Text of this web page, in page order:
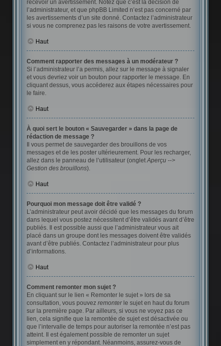
recevoir un avertissement. Notez que c’est la décision de
l’administrateur, et que phpBB Limited n’est pas concerné par
les avertissements d’un site donné. Contactez l’administrateur
si vous ne comprenez pas les raisons de votre avertissement.
Haut
Comment rapporter des messages à un modérateur ?
Si l’administrateur l’a permis, allez sur le message à signaler
et vous devriez voir un bouton pour rapporter le message. En
cliquant dessus, vous accéderez aux étapes nécessaires pour
le faire.
Haut
À quoi sert le bouton « Sauvegarder » dans la page de
rédaction de message ?
Il vous permet de sauvegarder des brouillons de vos
messages et de les poster ultérieurement. Pour les recharger,
allez dans le panneau de l’utilisateur (ongletAperçu -->
Gestion des brouillons).
Haut
Pourquoi mon message doit être validé ?
L’administrateur peut avoir décidé que les messages du forum
dans lequel vous postez nécessitent d’être validés avant d’être
publiés. Il est possible aussi que l’administrateur vous ait
placé dans un groupe dont les messages doivent être validés
avant d’être publiés. Contactez l’administrateur pour plus
d’informations.
Haut
Comment remonter mon sujet ?
En cliquant sur le lien « Remonter le sujet » lors de sa
consultation, vous pouvez remonterle sujet en haut du forum
sur la première page. Par ailleurs, si vous ne voyez pas ce
lien, cela signifie que la remontée de sujet est désactivée ou
que l’intervalle de temps pour autoriser la remontée n’est pas
atteint. Il est également possible de remonter un sujet
simplement en y répondant. Néanmoins, assurez-vous de